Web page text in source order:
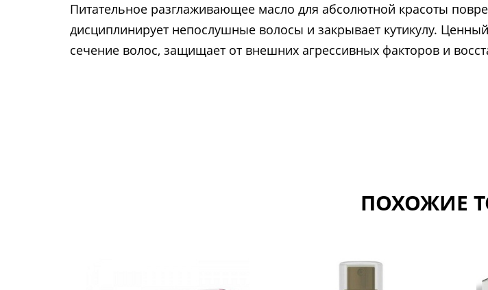
Питательное разглаживающее масло для абсолютной красоты
дисциплинирует непослушные волосы и закрывает кутикулу.
сечение волос, защищает от внешних агрессивных факторов и
ПОХОЖИЕ